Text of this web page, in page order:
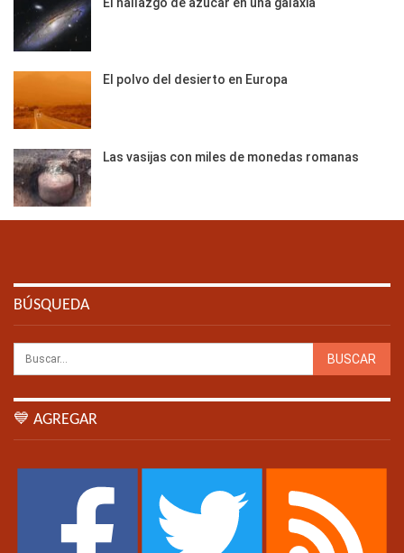
El polvo del desierto en Europa
Las vasijas con miles de monedas romanas
BÚSQUEDA
💙 AGREGAR